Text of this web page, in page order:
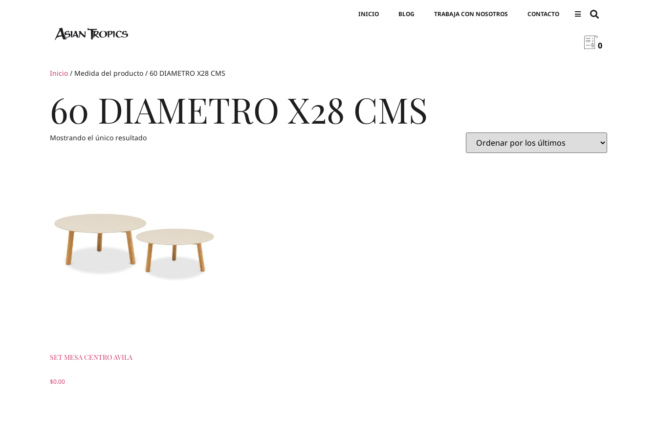
INICIO BLOG TRABAJA CON NOSOTROS CONTACTO
0
Inicio / Medida del producto / 60 DIAMETRO X28 CMS
60 DIAMETRO X28 CMS
Mostrando el único resultado
SET MESA CENTRO AVILA
$0.00